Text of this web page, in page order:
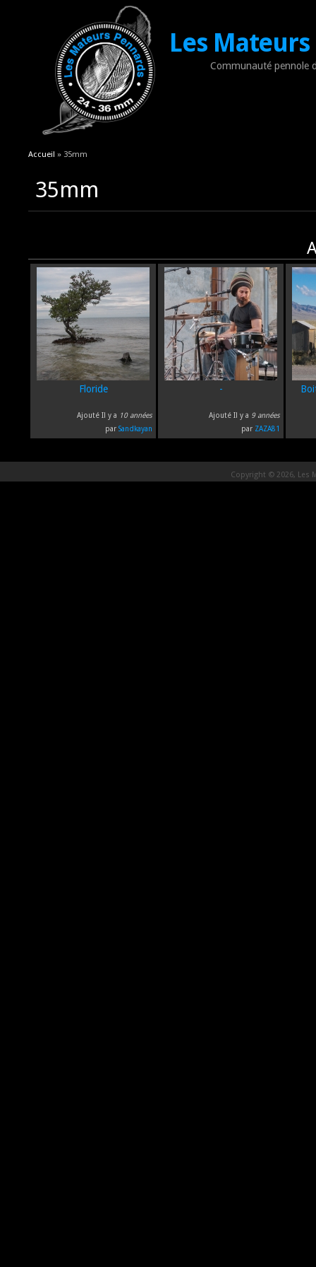
Les
Communauté pennole
Vous êtes ici
Accueil » 35mm
35mm
Floride
Ajouté Il y a 10 années
par Sandkayan
-
Ajouté Il y a 9 années
par ZAZA81
Copyright © 2026, Les